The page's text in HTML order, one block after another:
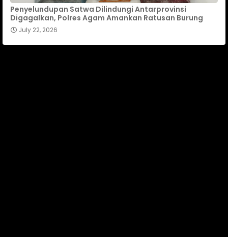
Penyelundupan Satwa Dilindungi Antarprovinsi
Digagalkan, Polres Agam Amankan Ratusan Burung
July 22, 2026